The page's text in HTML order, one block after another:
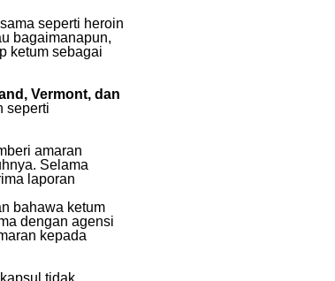
seperti heroin
bagaimanapun,
ketum sebagai
Vermont, dan
seperti
amaran
Selama
laporan
bahawa ketum
dengan agensi
kepada